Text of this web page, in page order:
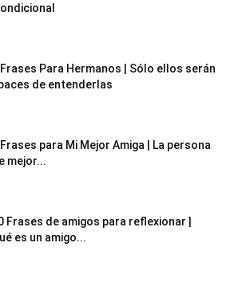
Para Hermanos | Sólo ellos serán
de entenderlas
para Mi Mejor Amiga | La persona
mejor...
Frases de amigos para reflexionar |
es un amigo...